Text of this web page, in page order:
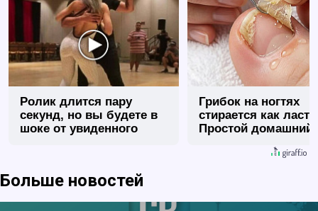
Ролик длится пару
секунд, но вы будете в
шоке от увиденного
Грибок на ногтях
стирается как
Простой домашний
Больше новостей